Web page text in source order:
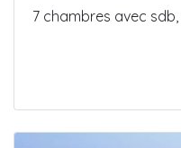
7 chambres avec